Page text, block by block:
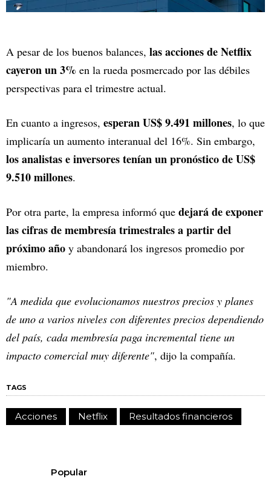
A pesar de los buenos balances, las acciones de Netflix
cayeron un 3% en la rueda posmercado por las débiles
perspectivas para el trimestre actual.
En cuanto a ingresos, esperan US$ 9.491 millones, lo que
implicaría un aumento interanual del 16%. Sin embargo,
los analistas e inversores tenían un pronóstico de US$
9.510 millones.
Por otra parte, la empresa informó que dejará de exponer
las cifras de membresía trimestrales a partir del
próximo año y abandonará los ingresos promedio por
miembro.
"A medida que evolucionamos nuestros precios y planes
de uno a varios niveles con diferentes precios dependiendo
del país, cada membresía paga incremental tiene un
impacto comercial muy diferente", dijo la compañía.
TAGS
Acciones Netflix Resultados financieros
Popular